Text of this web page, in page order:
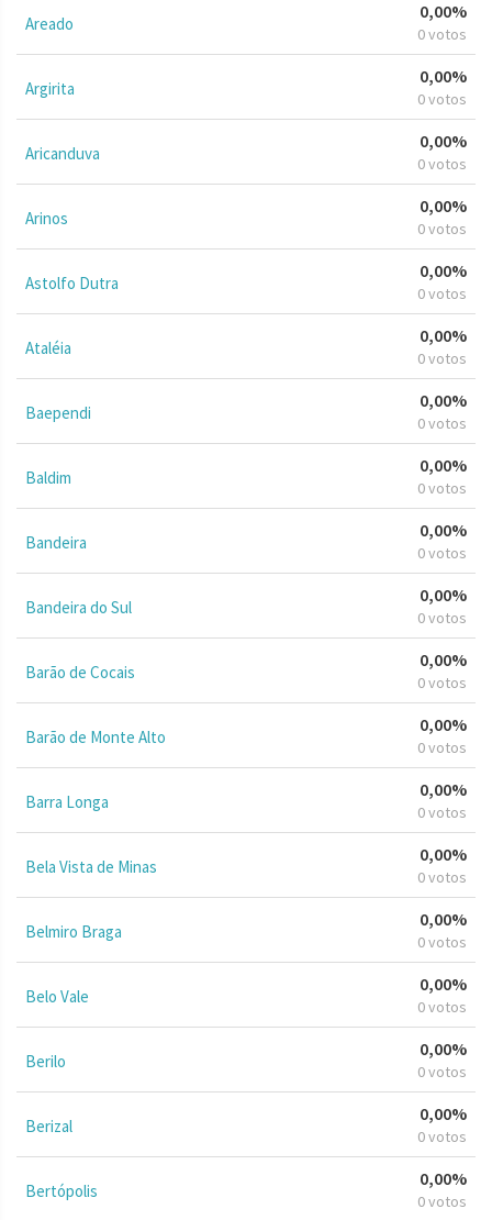
Areado
0,00%
0 votos
Argirita
0,00%
0 votos
Aricanduva
0,00%
0 votos
Arinos
0,00%
0 votos
Astolfo Dutra
0,00%
0 votos
Ataléia
0,00%
0 votos
Baependi
0,00%
0 votos
Baldim
0,00%
0 votos
Bandeira
0,00%
0 votos
Bandeira do Sul
0,00%
0 votos
Barão de Cocais
0,00%
0 votos
Barão de Monte Alto
0,00%
0 votos
Barra Longa
0,00%
0 votos
Bela Vista de Minas
0,00%
0 votos
Belmiro Braga
0,00%
0 votos
Belo Vale
0,00%
0 votos
Berilo
0,00%
0 votos
Berizal
0,00%
0 votos
Bertópolis
0,00%
0 votos